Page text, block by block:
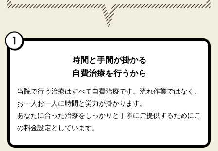
時間と手間が掛かる
自費治療を行うから
当院で行う治療はすべて自費治療です。流れ作業ではなく、
お一人お一人に時間と労力が掛かります。
あなたに合った治療をしっかりと丁寧にご提供するためにこ
の料金設定としています。